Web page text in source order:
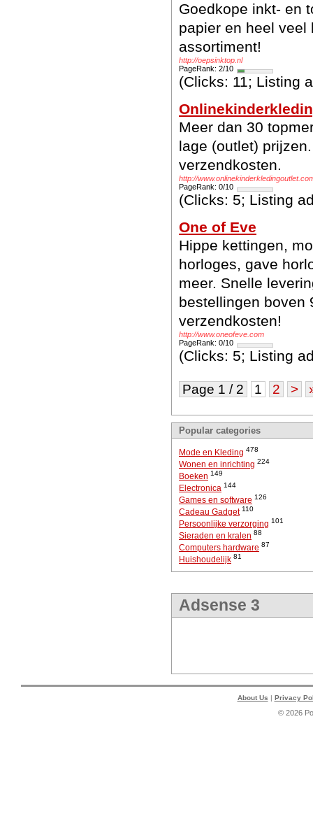
Goedkope inkt- en
papier en heel veel
assortiment!
http://oepsinktop.nl
PageRank: 2/10
(Clicks: 11; Listing
Meer dan 30
lage (outlet)
verzendkosten.
http://
PageRank: 0/10
(Clicks: 5; Listing
One of Eve
Hippe kettingen,
horloges, gave
meer. Snelle
bestellingen boven
verzendkosten!
http://www.oneofeve.com
PageRank: 0/10
(Clicks: 5; Listing
Page 1 / 2 1 2 >
Popular categories
Mode en Kleding 478
Wonen en inrichting 224
Boeken 149
Electronica 144
Games en software 126
Cadeau Gadget 110
Persoonlijke verzorging 101
Sieraden en kralen 88
Computers hardware 87
Huishoudelijk 81
Adsense 3
About Us | Privacy
© 2026